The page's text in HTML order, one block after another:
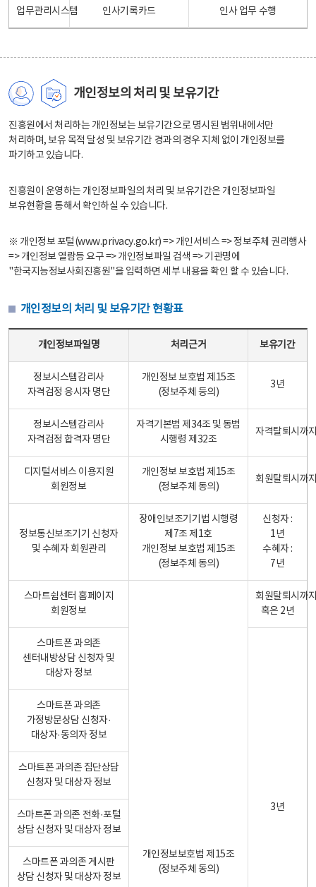
업무관리시스템 인사기록카드 인사 업무 수행
개인정보의 처리 및 보유기간
진흥원에서 처리하는 개인정보는 보유기간으로 명시된 범위내에서만
처리하며, 보유 목적 달성 및 보유기간 경과의 경우 지체 없이 개인정보를
파기하고 있습니다.
진흥원이 운영하는 개인정보파일의 처리 및 보유기간은 개인정보파일
보유현황을 통해서 확인하실 수 있습니다.
※ 개인정보 포털(www.privacy.go.kr) => 개인서비스 => 정보주체 권리행사
=> 개인정보 열람등 요구 => 개인정보파일 검색 => 기관명에
"한국지능정보사회진흥원"을 입력하면 세부 내용을 확인 할 수 있습니다.
개인정보의 처리 및 보유기간 현황표
개인정보파일명 처리근거 보유기간
정보시스템감리사
자격검정 응시자 명단
개인정보 보호법 제15조
(정보주체 등의)
3년
정보시스템감리사
자격검정 합격자 명단
자격기본법 제34조 및 동법
시행령 제32조
자격탈퇴시까
디지털서비스 이용지원
회원정보
개인정보 보호법 제15조
(정보주체 동의)
회원탈퇴시까
정보통신보조기기 신청자
및 수혜자 회원관리
장애인보조기기법 시행령
제7조 제1호
개인정보 보호법 제15조
(정보주체 동의)
신청자 :
1년
수혜자 :
7년
스마트쉼센터 홈페이지
회원정보
개인정보보호법 제15조
(정보주체 동의)
회원탈퇴시까
혹은 2년
스마트폰 과의존
센터내방상담 신청자 및
대상자 정보
3년
스마트폰 과의존
가정방문상담 신청자·
대상자·동의자 정보
스마트폰 과의존 집단상담
신청자 및 대상자 정보
스마트폰 과의존 전화·포털
상담 신청자 및 대상자 정보
스마트폰 과의존 게시판
상담 신청자 및 대상자 정보